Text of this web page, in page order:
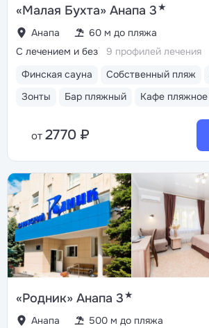
«Малая Бухта» Анапа 3★
Анапа 60 м до пляжа
Финская сауна Собственный пляж
Зонты
Бар пляжный Кафе пляжное
С лечением и без 9 профилей лечения
от 2770 ₽
«Родник» Анапа 3★
Анапа 500 м до пляжа